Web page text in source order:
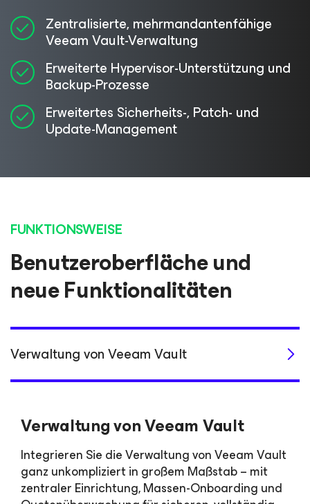
Zentralisierte, mehrmandantenfähige
Veeam Vault-Verwaltung
Erweiterte Hypervisor-Unterstützung und
Backup-Prozesse
Erweitertes Sicherheits-, Patch- und
Update-Management
FUNKTIONSWEISE
Benutzeroberfläche und
neue Funktionalitäten
Verwaltung von Veeam Vault
Verwaltung von Veeam Vault
Integrieren Sie die Verwaltung von Veeam Vault
ganz unkompliziert in großem Maßstab – mit
zentraler Einrichtung, Massen-Onboarding und